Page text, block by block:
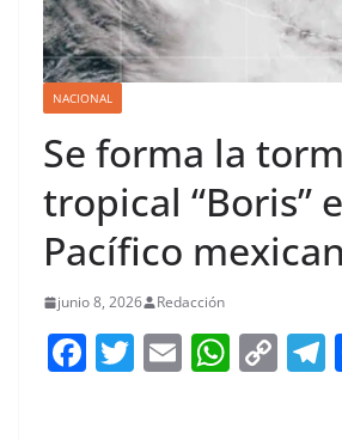
NACIONAL
Se forma la
tropical “Boris”
Pacífico
junio 8, 2026 Redacción
F T E W C